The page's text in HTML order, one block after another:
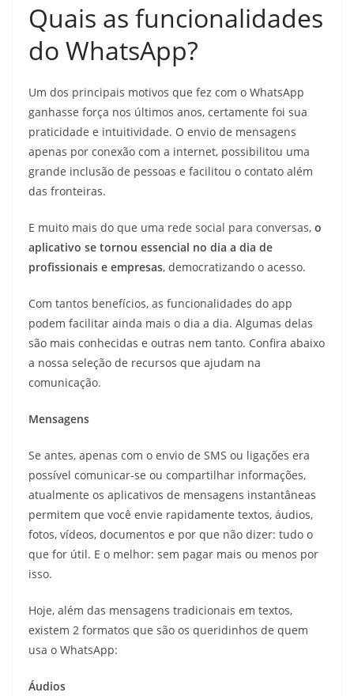
Quais as funcionalidades
do WhatsApp?
Um dos principais motivos que fez com o WhatsApp
ganhasse força nos últimos anos, certamente foi sua
praticidade e intuitividade. O envio de mensagens
apenas por conexão com a internet, possibilitou uma
grande inclusão de pessoas e facilitou o contato além
das fronteiras.
E muito mais do que uma rede social para conversas, o
aplicativo se tornou essencial no dia a dia de
profissionais e empresas, democratizando o acesso.
Com tantos benefícios, as funcionalidades do app
podem facilitar ainda mais o dia a dia. Algumas delas
são mais conhecidas e outras nem tanto. Confira abaixo
a nossa seleção de recursos que ajudam na
comunicação.
Mensagens
Se antes, apenas com o envio de SMS ou ligações era
possível comunicar-se ou compartilhar informações,
atualmente os aplicativos de mensagens instantâneas
permitem que você envie rapidamente textos, áudios,
fotos, vídeos, documentos e por que não dizer: tudo o
que for útil. E o melhor: sem pagar mais ou menos por
isso.
Hoje, além das mensagens tradicionais em textos,
existem 2 formatos que são os queridinhos de quem
usa o WhatsApp:
Áudios